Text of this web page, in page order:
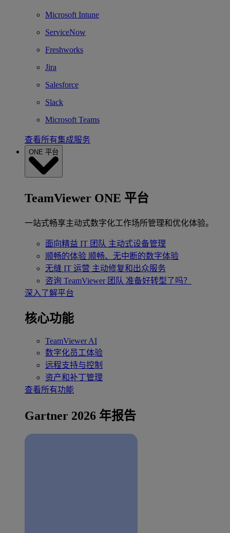
Microsoft Intune
ServiceNow
Freshworks
Jira
Salesforce
Slack
Microsoft Teams
查看所有集成服务
ONE 平台
TeamViewer ONE 平台
一站式畅享主动式数字化工作场所管理和优化体验。
面向精益 IT 团队 主动式设备管理
顺畅的体验 顺畅、无中断的数字体验
无缝 IT 运营 主动修复和出众服务
咨询 TeamViewer 团队 准备好转型了吗？
深入了解平台
核心功能
TeamViewer AI
数字化员工体验
远程支持与控制
资产和补丁管理
查看所有功能
Gartner 2026 年报告